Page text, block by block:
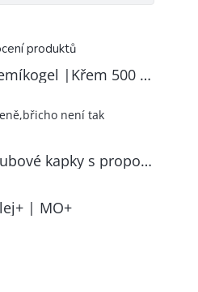
produktů
Sanogel |Křemíkogel |Křem 500 ml
je 5 z 5 hvězdiček.
není tak
Zubovky® Dubové kapky s propolisem | RK–ZP
je 5 z 5 hvězdiček.
| MO+
je 5 z 5 hvězdiček.